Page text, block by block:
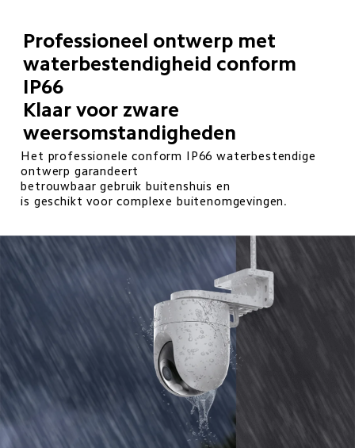
Professioneel ontwerp met
waterbestendigheid conform
IP66
Klaar voor zware
weersomstandigheden
Het professionele conform IP66 waterbestendige
ontwerp garandeert
betrouwbaar gebruik buitenshuis en
is geschikt voor complexe buitenomgevingen.